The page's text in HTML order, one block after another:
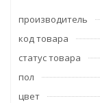
производитель
код товара
статус товара
пол
цвет